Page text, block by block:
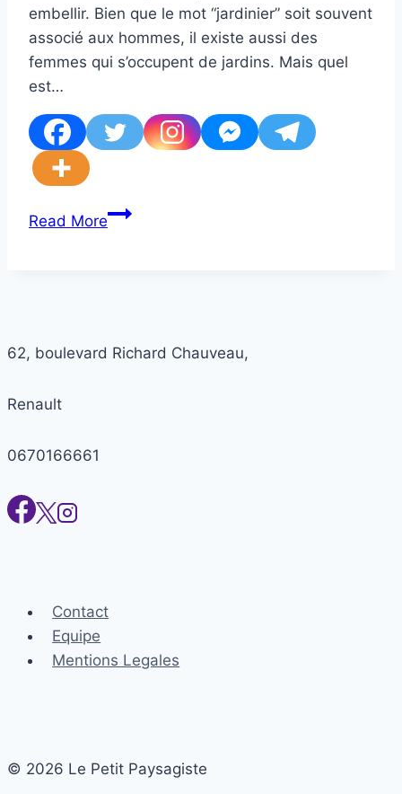
embellir. Bien que le mot “jardinier” soit souvent
associé aux hommes, il existe aussi des
femmes qui s’occupent de jardins. Mais quel
est…
Read MoreRéponse
de
62, boulevard Richard Chauveau,
Renault
0670166661
Contact
Equipe
Mentions Legales
© 2026 Le Petit Paysagiste